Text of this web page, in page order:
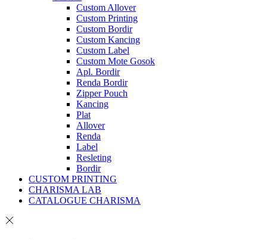
Custom Allover
Custom Printing
Custom Bordir
Custom Kancing
Custom Label
Custom Mote Gosok
Apl. Bordir
Renda Bordir
Zipper Pouch
Kancing
Plat
Allover
Renda
Label
Resleting
Bordir
CUSTOM PRINTING
CHARISMA LAB
CATALOGUE CHARISMA